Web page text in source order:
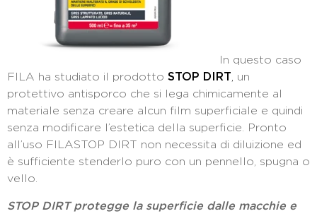
In questo caso
FILA ha studiato il prodotto STOP DIRT, un
protettivo antisporco che si lega chimicamente al
materiale senza creare alcun film superficiale e quindi
senza modificare l’estetica della superficie. Pronto
all’uso FILASTOP DIRT non necessita di diluizione ed
è sufficiente stenderlo puro con un pennello, spugna o
vello.
STOP DIRT protegge la superficie dalle macchie e